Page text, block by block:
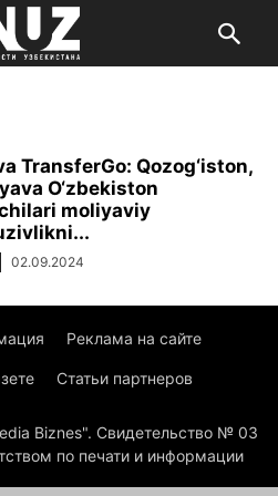
TransferGo: Qozog‘iston,
O‘zbekiston
moliyaviy
02.09.2024
Реклама на сайте
Статьи партнеров
Biznes". Свидетельство № 03
по печати и информации